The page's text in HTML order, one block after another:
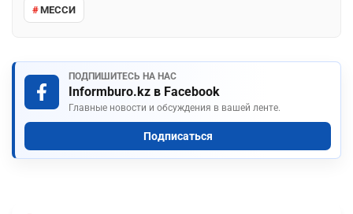
МЕССИ
ПОДПИШИТЕСЬ НА НАС
Informburo.kz в Facebook
Главные новости и обсуждения в вашей ленте.
Подписаться